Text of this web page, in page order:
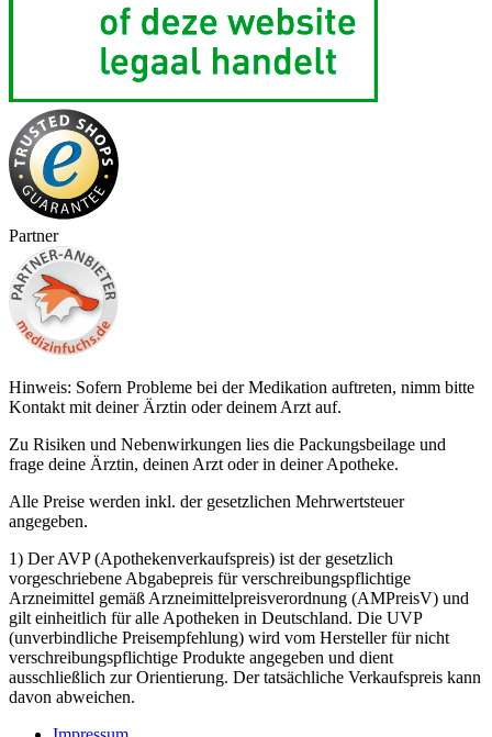
Partner
Hinweis: Sofern Probleme bei der Medikation auftreten, nimm bitte
Kontakt mit deiner Ärztin oder deinem Arzt auf.
Zu Risiken und Nebenwirkungen lies die Packungsbeilage und
frage deine Ärztin, deinen Arzt oder in deiner Apotheke.
Alle Preise werden inkl. der gesetzlichen Mehrwertsteuer
angegeben.
1) Der AVP (Apothekenverkaufspreis) ist der gesetzlich
vorgeschriebene Abgabepreis für verschreibungspflichtige
Arzneimittel gemäß Arzneimittelpreisverordnung (AMPreisV) und
gilt einheitlich für alle Apotheken in Deutschland. Die UVP
(unverbindliche Preisempfehlung) wird vom Hersteller für nicht
verschreibungspflichtige Produkte angegeben und dient
ausschließlich zur Orientierung. Der tatsächliche Verkaufspreis kann
davon abweichen.